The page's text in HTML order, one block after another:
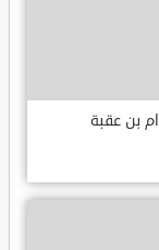
بن عقبة